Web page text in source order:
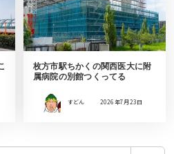
枚方市駅ちかくの関西医大に附
属病院の別館つくってる
すどん 2026年7月23日